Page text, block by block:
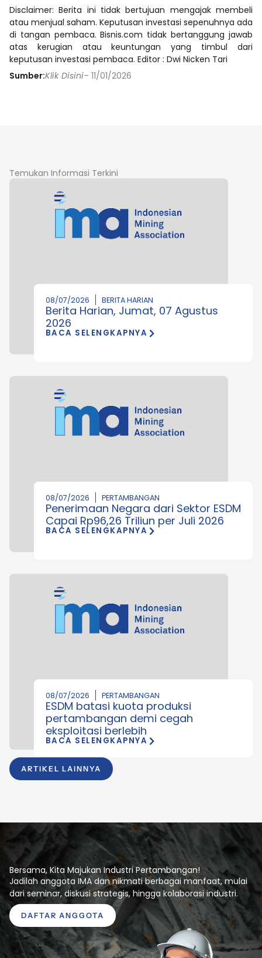
Disclaimer: Berita ini tidak bertujuan mengajak membeli
atau menjual saham. Keputusan investasi sepenuhnya ada
di tangan pembaca. Bisnis.com tidak bertanggung jawab
atas kerugian atau keuntungan yang timbul dari
keputusan investasi pembaca. Editor : Dwi Nicken Tari
Sumber:Klik Disini– 11/01/2026
Temukan Informasi Terkini
ARTIKEL LAINNYA
08/07/2026 BERITA HARIAN
Berita Harian, Jumat, 07 Agustus
2026
BACA SELENGKAPNYA
08/07/2026 PERTAMBANGAN
Penerimaan Negara dari Sektor ESDM
Capai Rp96,26 Triliun per Juli 2026
BACA SELENGKAPNYA
08/07/2026 PERTAMBANGAN
ESDM batasi kuota produksi
pertambangan demi cegah
eksploitasi berlebih
BACA SELENGKAPNYA
Bersama, Kita Majukan Industri Pertambangan!
Jadilah anggota IMA dan nikmati berbagai manfaat, mulai
dari seminar, diskusi strategis, hingga kolaborasi industri.
DAFTAR ANGGOTA